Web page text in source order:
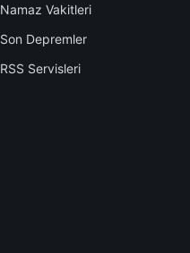
Namaz Vakitleri
Son Depremler
RSS Servisleri